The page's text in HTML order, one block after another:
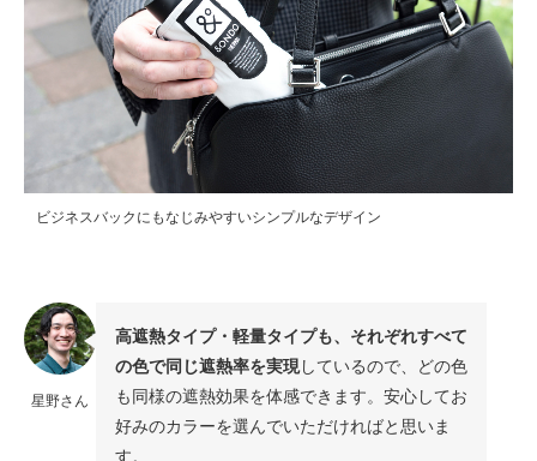
ビジネスバックにもなじみやすいシンプルなデザイン
星野さん
高遮熱タイプ・軽量タイプも、それぞれすべて
の色で同じ遮熱率を実現しているので、どの色
も同様の遮熱効果を体感できます。安心してお
好みのカラーを選んでいただければと思いま
す。